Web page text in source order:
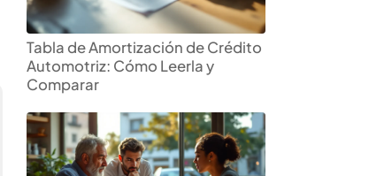
Tabla de Amortización de Crédito
Automotriz: Cómo Leerla y
Comparar